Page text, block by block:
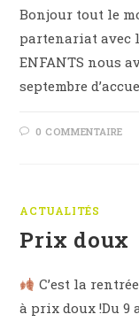
Bonjour tout le
partenariat avec
ENFANTS nous
septembre
0 COMMENTAIRE
ACTUALITÉS
Prix doux
C’est la
à prix doux !Du 9